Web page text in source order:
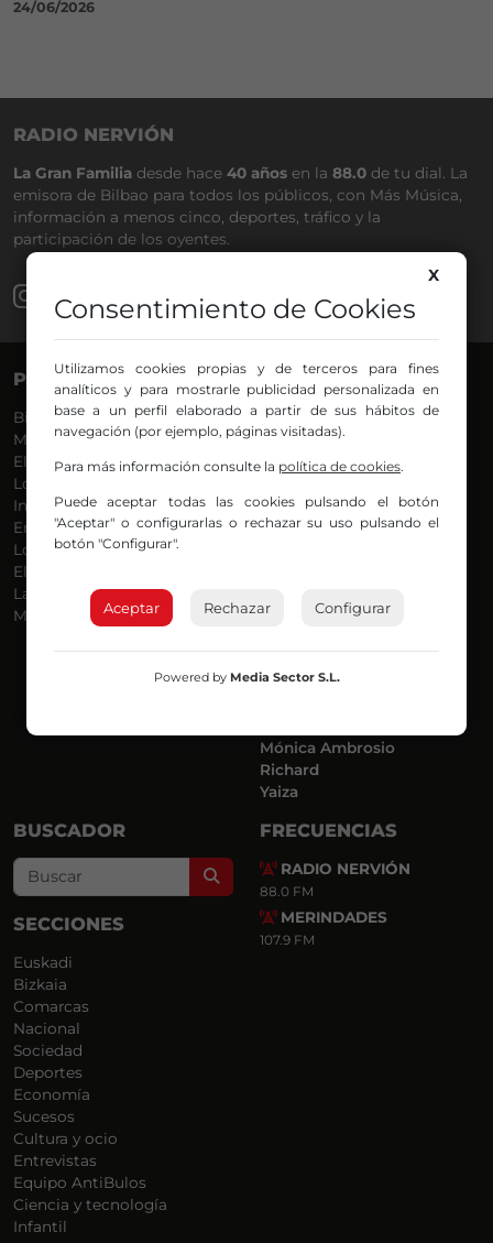
24/06/2026
RADIO NERVIÓN
La Gran Familia desde hace 40 años en la 88.0 de tu dial. La
emisora de Bilbao para todos los públicos, con Más Música,
información a menos cinco, deportes, tráfico y la
participación de los oyentes.
PROGRAMAS
Bilbosport
Más Música
El Madrugador
Lo Más Nuevo
Informativos
En Ruta
Locos por la Música
El Supermadrugador
La Mañana de Radio Nervión
Más Madrugada
VOCES
Agurtzane
Belén Ollero
Dani
Eva Argote
Endika
Jon
Luis Carlos
Mónica Ambrosio
Richard
Yaiza
BUSCADOR
Search
SECCIONES
Euskadi
Bizkaia
Comarcas
Nacional
Sociedad
Deportes
Economía
Sucesos
Cultura y ocio
Entrevistas
Equipo AntiBulos
Ciencia y tecnología
Infantil
FRECUENCIAS
RADIO NERVIÓN
88.0 FM
MERINDADES
107.9 FM
X
Consentimiento de Cookies
Utilizamos cookies propias y de terceros para fines
analíticos y para mostrarle publicidad personalizada en
base a un perfil elaborado a partir de sus hábitos de
navegación (por ejemplo, páginas visitadas).
Para más información consulte la política de cookies.
Puede aceptar todas las cookies pulsando el botón
"Aceptar" o configurarlas o rechazar su uso pulsando el
botón "Configurar".
Aceptar Rechazar Configurar
Powered by Media Sector S.L.